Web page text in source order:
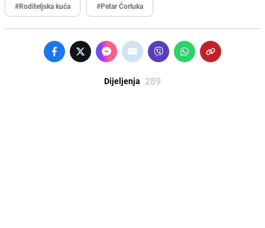
#Roditeljska kuća #Petar Ćorluka
Dijeljenja 289